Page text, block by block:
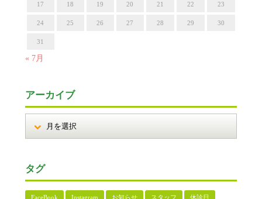
17 18 19 20 21 22 23
24 25 26 27 28 29 30
31
« 7月
アーカイブ
タグ
FaceBook Instagram お知らせ スタッフ 休診日